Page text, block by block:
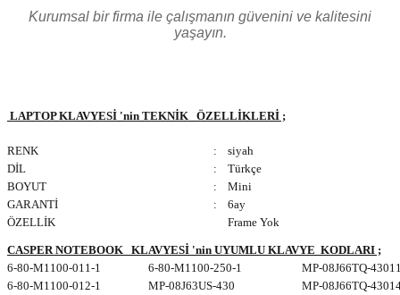
Kurumsal bir firma ile çalışmanın güvenini ve kalitesini
yaşayın.
LAPTOP KLAVYESİ 'nin TEKNİK ÖZELLİKLERİ ;
RENK :
siyah
DİL
:
Türkçe
BOYUT
:
Mini
GARANTİ
:
6ay
ÖZELLİK
Frame Yok
CASPER NOTEBOOK KLAVYESİ 'nin UYUMLU KLAVYE KODLARI ;
6-80-M1100-011-1
6-80-M1100-250-1
MP-08J66TQ-
6-80-M1100-012-1
MP-08J63US-430 MP-08J66TQ-